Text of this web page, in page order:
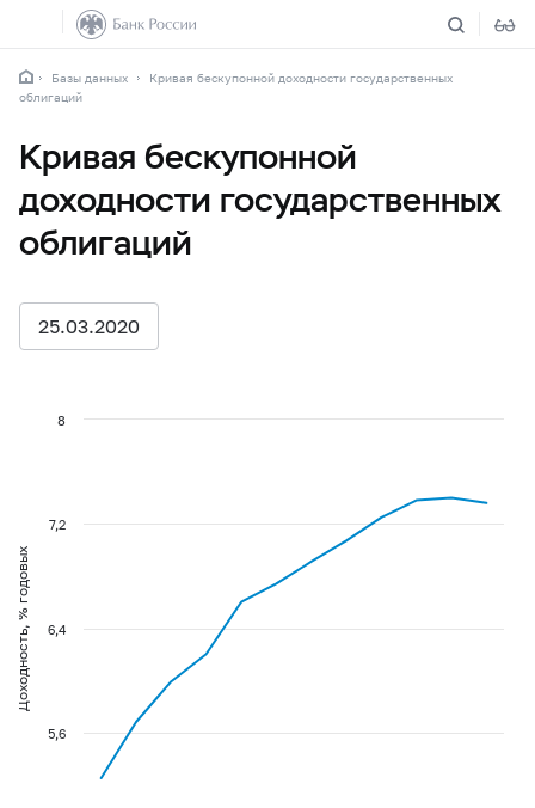
Базы данных
Кривая бескупонной доходности государственных
облигаций
Кривая бескупонной
доходности государственных
облигаций
25.03.2020
Доходность, % годовых
5,6
6,4
7,2
8